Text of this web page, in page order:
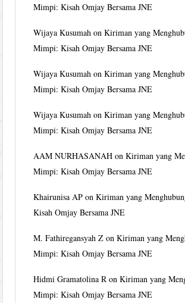
Mimpi: Kisah Omjay Bersama JNE
Wijaya Kusumah onKiriman yang
Mimpi: Kisah Omjay Bersama JNE
Wijaya Kusumah onKiriman yang
Mimpi: Kisah Omjay Bersama JNE
Wijaya Kusumah onKiriman yang
Mimpi: Kisah Omjay Bersama JNE
AAM NURHASANAH onKiriman yang
Mimpi: Kisah Omjay Bersama JNE
Khairunisa AP onKiriman yang
Kisah Omjay Bersama JNE
M. Fathiregansyah Z onKiriman yang
Mimpi: Kisah Omjay Bersama JNE
Hidmi Gramatolina R onKiriman yang
Mimpi: Kisah Omjay Bersama JNE